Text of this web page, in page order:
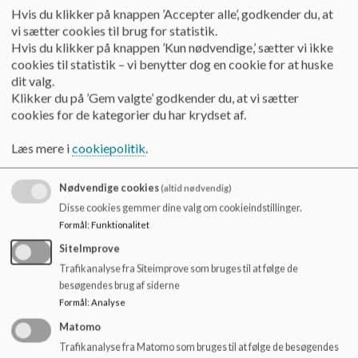
På mellemtrinnet, som er 3.-6. klasse, får mange af eleverne
nye lærere og nye fag. Eleverne får tysk fra 5. klasse, og
derudover er der stor vægt på det praktisk-musiske igennem
fagene håndværk og design, musik, billedkunst og idræt.
På mellemtrinnet begynder børnene at løsrive sig fra
forældre, lærere og andre voksne. Kammeraterne får en
trivsel i disse årgange. Vi lægger vægt på, at eleverne her
udvikler deres evne til indre styring. Dvs. at de besidder en
højere grad af ansvarlighed og selvstændighed og kan påtage
sig et større ansvar for processer, læring, aftaler, mm.
Mellemtrinnet har fællessamlinger med blandt andet
morgensang.
På mellemtrinnet er der fokus på overgange - både
overgangen fra indskoling til mellemtrin og overgangen fra
mellemtrin til udskoling. Disse overgange skal være så gode
som muligt, og her spiller mellemtrinnet en vigtig rolle som
bindeleddet mellem indskoling og mellemtrin – mellemtrin og
udskoling. Således skal forløbet i mellemtrinnet både bygge
Hvis du klikker på knappen ’Accepter alle’, godkender du, at
vi sætter cookies til brug for statistik.
Hvis du klikker på knappen ’Kun nødvendige,’ sætter vi ikke
cookies til statistik – vi benytter dog en cookie for at huske
dit valg.
Klikker du på ’Gem valgte’ godkender du, at vi sætter
cookies for de kategorier du har krydset af.
Læs mere icookiepolitik.
Nødvendige cookies(altid nødvendig)
Disse cookies gemmer dine valg om cookieindstillinger.
Formål: Funktionalitet
SiteImprove
Trafikanalyse fra Siteimprove som bruges til at følge de
besøgendes brug af siderne
Formål : Analyse
Matomo
Trafikanalyse fra Matomo som bruges til at følge de besøgendes